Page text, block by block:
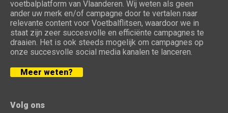
voetbalplatform van Vlaanderen. Wij weten als geen
ander uw merk en/of campagne door te vertalen naar
relevante content voor Voetbalflitsen, waardoor we in
staat zijn zeer succesvolle en efficiënte campagnes te
draaien. Het is ook steeds mogelijk om campagnes op
onze succesvolle social media kanalen te lanceren.
Meer weten?
Volg ons